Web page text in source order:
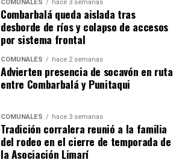
COMUNALES hace 3 semanas
Combarbalá queda aislada tras
desborde de ríos y colapso de accesos
por sistema frontal
COMUNALES hace 2 semanas
Advierten presencia de socavón en ruta
entre Combarbalá y Punitaqui
COMUNALES hace 3 semanas
Tradición corralera reunió a la familia
del rodeo en el cierre de temporada de
la Asociación Limarí